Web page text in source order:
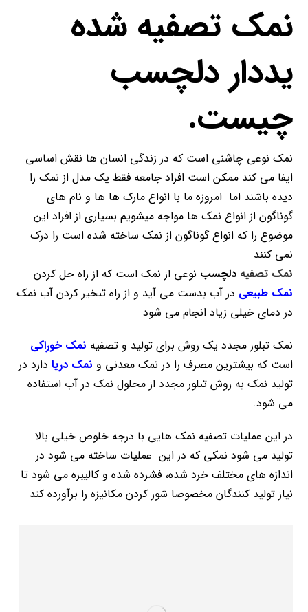
نمک تصفیه شده
یددار دلچسب
چیست.
نمک نوعی چاشنی است که در زندگی انسان ها نقش اساسی
ایفا می کند ممکن است افراد جامعه فقط یک مدل از نمک را
دیده باشند اما امروزه ما با انواع مارک ها ها و نام های
گوناگون از انواع نمک ها مواجه میشویم بسیاری از افراد این
موضوع را که انواع گوناگون از نمک ساخته شده است را درک
نمی کنند
نمک تصفیه دلچسب نوعی از نمک است که از راه حل کردن
نمک طبیعی در آب بدست می آید و از راه تبخیر کردن آب نمک
در دمای خیلی زیاد انجام می شود
نمک تبلور مجدد یک روش برای تولید و تصفیه نمک خوراکی
است که بیشترین مصرف را در نمک معدنی و نمک دریا دارد در
تولید نمک به روش تبلور مجدد از محلول نمک در آب استفاده
می شود.
در این عملیات تصفیه نمک هایی با درجه خلوص خیلی بالا
تولید می شود نمکی که در این عملیات ساخته می شود در
اندازه های مختلف خرد شده، فشرده شده و کالیبره می شود تا
نیاز تولید کنندگان مخصوصا شور کردن مکانیزه را برآورده کند